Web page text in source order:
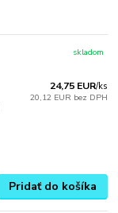
24,75 EUR/ks
20,12 EUR bez DPH
skladom
Pridať do košíka